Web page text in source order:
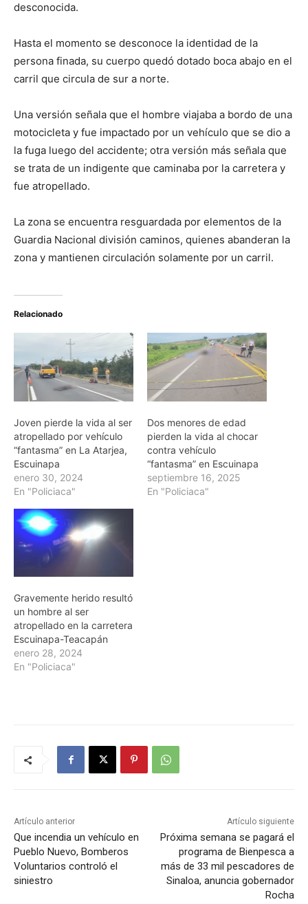
desconocida.
Hasta el momento se desconoce la identidad de la
persona finada, su cuerpo quedó dotado boca abajo en el
carril que circula de sur a norte.
Una versión señala que el hombre viajaba a bordo de una
motocicleta y fue impactado por un vehículo que se dio a
la fuga luego del accidente; otra versión más señala que
se trata de un indigente que caminaba por la carretera y
fue atropellado.
La zona se encuentra resguardada por elementos de la
Guardia Nacional división caminos, quienes abanderan la
zona y mantienen circulación solamente por un carril.
Relacionado
Joven pierde la vida al ser
atropellado por vehículo
“fantasma” en La Atarjea,
Escuinapa
enero 30, 2024
En "Policiaca"
Dos menores de edad
pierden la vida al chocar
contra vehículo
“fantasma” en Escuinapa
septiembre 16, 2025
En "Policiaca"
Gravemente herido resultó
un hombre al ser
atropellado en la carretera
Escuinapa-Teacapán
enero 28, 2024
En "Policiaca"
Artículo anterior
Que incendia un vehículo en
Pueblo Nuevo, Bomberos
Voluntarios controló el
siniestro
Artículo siguiente
Próxima semana se pagará el
programa de Bienpesca a
más de 33 mil pescadores de
Sinaloa, anuncia gobernador
Rocha